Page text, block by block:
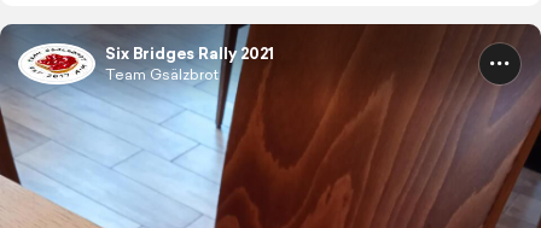
Six Bridges Rally 2021
Team Gsälzbrot